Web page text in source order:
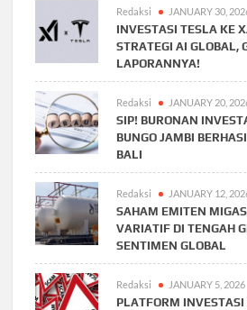
Redaksi JANUARY 30,
INVESTASI TESLA KE
STRATEGI AI GLOBAL,
LAPORANNYA!
Redaksi JANUARY 20,
SIP! BURONAN
BUNGO JAMBI
BALI
Redaksi JANUARY 12,
SAHAM EMITEN
VARIATIF DI TENGAH
SENTIMEN GLOBAL
Redaksi JANUARY 5, 2026
PLATFORM INVESTASI